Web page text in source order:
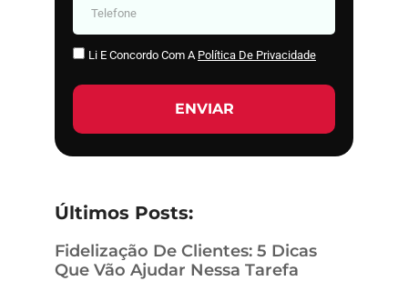
Li E Concordo Com A Política De Privacidade
ENVIAR
Últimos Posts:
Fidelização De Clientes: 5 Dicas
Que Vão Ajudar Nessa Tarefa